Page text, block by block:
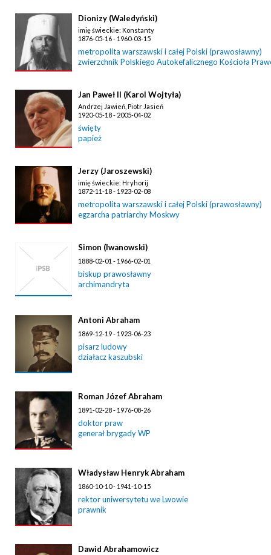
Dionizy (Waledyński)
imię świeckie: Konstanty
1876-05-16 - 1960-03-15
metropolita warszawski i całej Polski (prawosławny)
zwierzchnik Polskiego Autokefalicznego Kościoła
Jan Paweł II (Karol Wojtyła)
Andrzej Jawień, Piotr Jasień
1920-05-18 - 2005-04-02
święty
papież
Jerzy (Jaroszewski)
imię świeckie: Hryhorij
1872-11-18 - 1923-02-08
metropolita warszawski i całej Polski (prawosławny)
egzarcha patriarchy Moskwy
Simon (Iwanowski)
1888-02-01 - 1966-02-01
biskup prawosławny
archimandryta
Antoni Abraham
1869-12-19 - 1923-06-23
pisarz ludowy
działacz kaszubski
Roman Józef Abraham
1891-02-28 - 1976-08-26
doktor praw
generał brygady WP
Władysław Henryk Abraham
1860-10-10 - 1941-10-15
rektor uniwersytetu we Lwowie
prawnik
Dawid Abrahamowicz